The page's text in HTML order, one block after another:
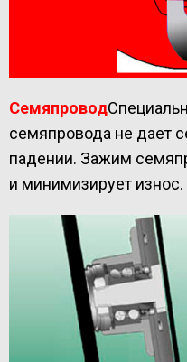
Семяпровод
семяпровода не дает
падении. Зажим
и минимизирует износ.